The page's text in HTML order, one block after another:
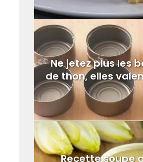
Ne jetez plus les
de thon, elles
Recette soupe